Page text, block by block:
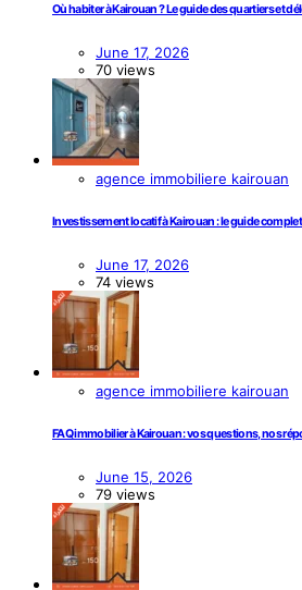
Où habiter à Kairouan ? Le guide des quartiers et
June 17, 2026
70 views
agence immobiliere kairouan
Investissement locatif à Kairouan : le guide
June 17, 2026
74 views
agence immobiliere kairouan
FAQ immobilier à Kairouan : vos questions, nos
June 15, 2026
79 views